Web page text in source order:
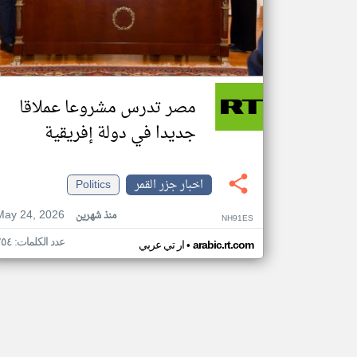
مصر تدرس مشروعا عملاقا
جديدا في دولة إفريقية
اخبار جزر القمر
Politics
24, 2026
منذ شهرين NH91ES
ار تي عربي• arabic.rt.com عدد الكلمات: ٢٥٤